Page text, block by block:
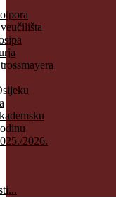
2026.